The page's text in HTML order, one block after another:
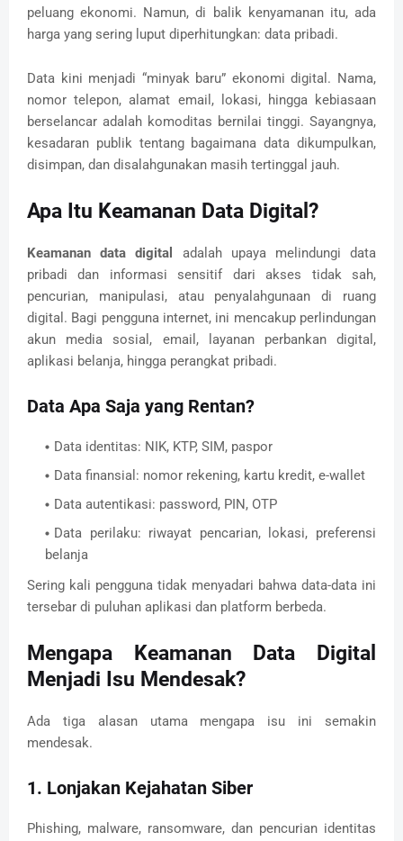
peluang ekonomi. Namun, di balik kenyamanan itu, ada
harga yang sering luput diperhitungkan: data pribadi.
Data kini menjadi “minyak baru” ekonomi digital. Nama,
nomor telepon, alamat email, lokasi, hingga kebiasaan
berselancar adalah komoditas bernilai tinggi. Sayangnya,
kesadaran publik tentang bagaimana data dikumpulkan,
disimpan, dan disalahgunakan masih tertinggal jauh.
Apa Itu Keamanan Data Digital?
Keamanan data digital
adalah upaya melindungi data
pribadi dan informasi sensitif dari akses tidak sah,
pencurian, manipulasi, atau penyalahgunaan di ruang
digital. Bagi pengguna internet, ini mencakup perlindungan
akun media sosial, email, layanan perbankan digital,
aplikasi belanja, hingga perangkat pribadi.
Data Apa Saja yang Rentan?
Data identitas: NIK, KTP, SIM, paspor
Data finansial: nomor rekening, kartu kredit, e-wallet
Data autentikasi: password, PIN, OTP
Data perilaku: riwayat pencarian, lokasi, preferensi
belanja
Sering kali pengguna tidak menyadari bahwa data-data ini
tersebar di puluhan aplikasi dan platform berbeda.
Mengapa Keamanan Data Digital
Menjadi Isu Mendesak?
Ada tiga alasan utama mengapa isu ini semakin
mendesak.
1. Lonjakan Kejahatan Siber
Phishing, malware, ransomware, dan pencurian identitas